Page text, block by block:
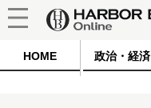
HOME 政治・経済